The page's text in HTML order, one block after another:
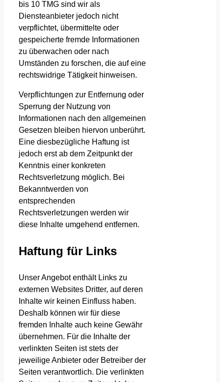
bis 10 TMG sind wir als
Diensteanbieter jedoch nicht
verpflichtet, übermittelte oder
gespeicherte fremde Informationen
zu überwachen oder nach
Umständen zu forschen, die auf eine
rechtswidrige Tätigkeit hinweisen.
Verpflichtungen zur Entfernung oder
Sperrung der Nutzung von
Informationen nach den allgemeinen
Gesetzen bleiben hiervon unberührt.
Eine diesbezügliche Haftung ist
jedoch erst ab dem Zeitpunkt der
Kenntnis einer konkreten
Rechtsverletzung möglich. Bei
Bekanntwerden von
entsprechenden
Rechtsverletzungen werden wir
diese Inhalte umgehend entfernen.
Haftung für Links
Unser Angebot enthält Links zu
externen Websites Dritter, auf deren
Inhalte wir keinen Einfluss haben.
Deshalb können wir für diese
fremden Inhalte auch keine Gewähr
übernehmen. Für die Inhalte der
verlinkten Seiten ist stets der
jeweilige Anbieter oder Betreiber der
Seiten verantwortlich. Die verlinkten